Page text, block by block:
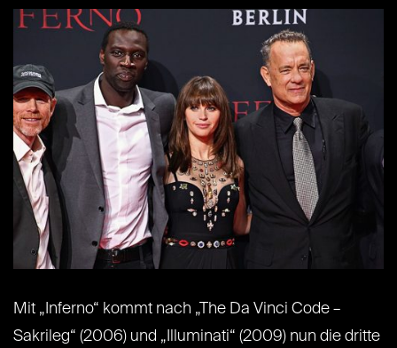
Mit „Inferno“ kommt nach „The Da Vinci Code –
Sakrileg“ (2006) und „Illuminati“ (2009) nun die dritte